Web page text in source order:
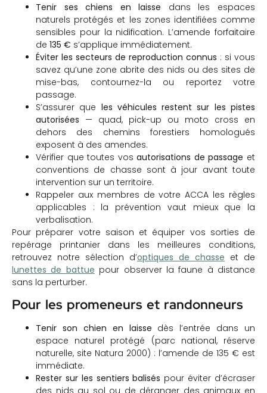
Tenir ses chiens en laisse dans les espaces
naturels protégés et les zones identifiées comme
sensibles pour la nidification. L’amende forfaitaire
de 135 € s’applique immédiatement.
Éviter les secteurs de reproduction connus : si vous
savez qu’une zone abrite des nids ou des sites de
mise-bas, contournez-la ou reportez votre
passage.
S’assurer que les véhicules restent sur les pistes
autorisées — quad, pick-up ou moto cross en
dehors des chemins forestiers homologués
exposent à des amendes.
Vérifier que toutes vosautorisations de passage et
conventions de chasse sont à jour avant toute
intervention sur un territoire.
Rappeler aux membres de votre ACCA les règles
applicables : la prévention vaut mieux que la
verbalisation.
Pour préparer votre saison et équiper vos sorties de
repérage printanier dans les meilleures conditions,
retrouvez notre sélection d’optiques de chasse et de
lunettes de battue pour observer la faune à distance
sans la perturber.
Pour les promeneurs et randonneurs
Tenir son chien en laisse dès l’entrée dans un
espace naturel protégé (parc national, réserve
naturelle, site Natura 2000) : l’amende de 135 € est
immédiate.
Rester sur les sentiers balisés pour éviter d’écraser